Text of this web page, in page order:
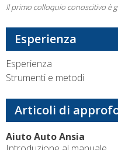
Il primo colloquio conoscitivo è
Esperienza
Esperienza
Strumenti e metodi
Articoli di
Aiuto Auto Ansia